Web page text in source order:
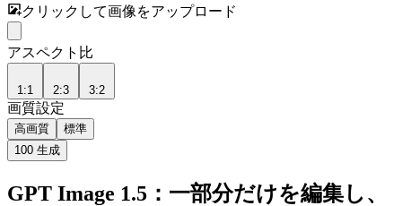
クリックして画像をアップロード
アスペクト比
1:1 2:3 3:2
画質設定
高画質
標準
100 生成
GPT Image 1.5：一部分だけを編集し、